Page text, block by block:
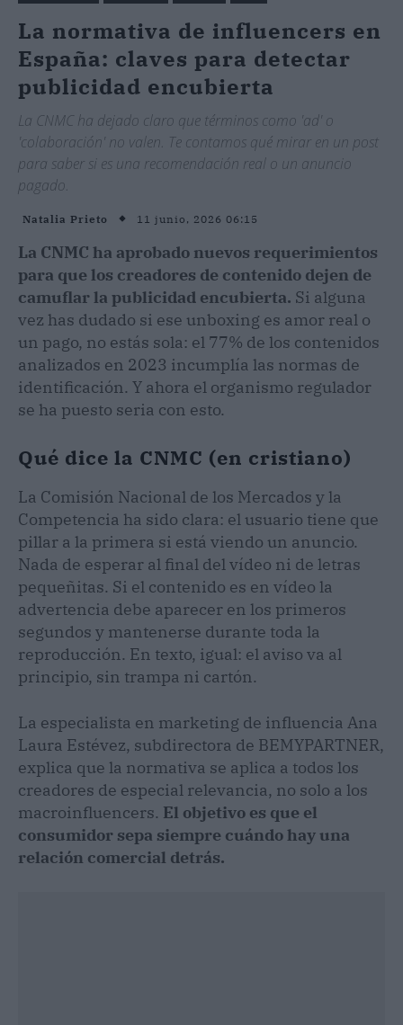
La normativa de influencers en
España: claves para detectar
publicidad encubierta
La CNMC ha dejado claro que términos como 'ad' o
'colaboración' no valen. Te contamos qué mirar en un post
para saber si es una recomendación real o un anuncio
pagado.
Natalia Prieto 11 junio, 2026 06:15
La CNMC ha aprobado nuevos requerimientos
para que los creadores de contenido dejen de
camuflar la publicidad encubierta. Si alguna
vez has dudado si ese unboxing es amor real o
un pago, no estás sola: el 77% de los contenidos
analizados en 2023 incumplía las normas de
identificación. Y ahora el organismo regulador
se ha puesto seria con esto.
Qué dice la CNMC (en cristiano)
La Comisión Nacional de los Mercados y la
Competencia ha sido clara: el usuario tiene que
pillar a la primera si está viendo un anuncio.
Nada de esperar al final del vídeo ni de letras
pequeñitas. Si el contenido es en vídeo la
advertencia debe aparecer en los primeros
segundos y mantenerse durante toda la
reproducción. En texto, igual: el aviso va al
principio, sin trampa ni cartón.
La especialista en marketing de influencia Ana
Laura Estévez, subdirectora de BEMYPARTNER,
explica que la normativa se aplica a todos los
creadores de especial relevancia, no solo a los
macroinfluencers. El objetivo es que el
consumidor sepa siempre cuándo hay una
relación comercial detrás.